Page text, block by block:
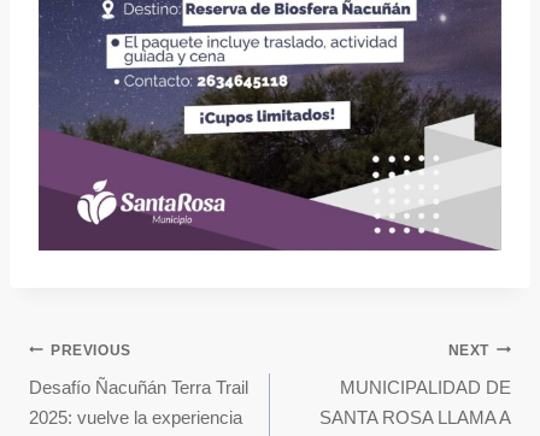
PREVIOUS
Desafío Ñacuñán Terra Trail
2025: vuelve la experiencia
NEXT
MUNICIPALIDAD DE
SANTA ROSA LLAMA A